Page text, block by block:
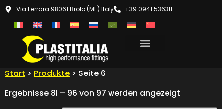
Via Ferrara 98061 Brolo (ME) Italy +39 0941 536311
Start > Produkte > Seite 6
Ergebnisse 81 – 96 von 97 werden angezeigt